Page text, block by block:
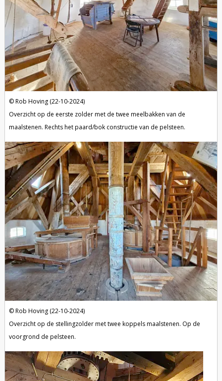
Rob Hoving (22-10-2024)
Overzicht op de eerste zolder met de twee meelbakken van de
maalstenen. Rechts het paard/bok constructie van de pelsteen.
Rob Hoving (22-10-2024)
Overzicht op de stellingzolder met twee koppels maalstenen. Op de
voorgrond de pelsteen.